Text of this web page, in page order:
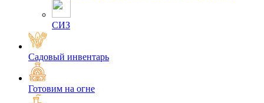
СИЗ
Садовый инвентарь
Готовим на огне